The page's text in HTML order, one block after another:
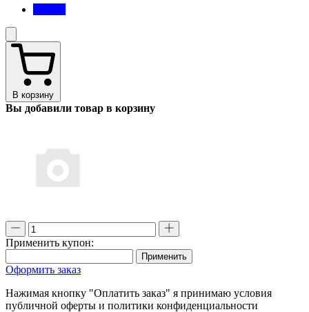
В корзину
Вы добавили товар в корзину
Применить купон:
Применить
Оформить заказ
Нажимая кнопку "Оплатить заказ" я принимаю условия
публичной оферты и политики конфиденциальности